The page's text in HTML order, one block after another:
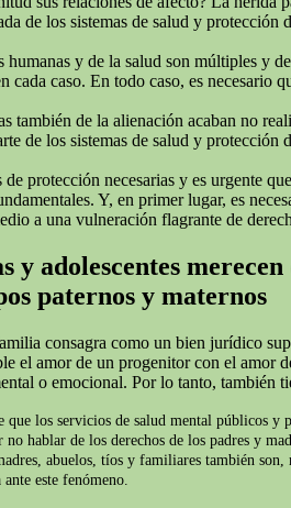
de los sistemas de salud y protección
humanas y de la salud son múltiples
cada caso. En todo caso, es
también de la alienación acaban no
de los sistemas de salud y protección
protección necesarias y es urgente
Y, en primer lugar, es
a una vulneración flagrante de
y adolescentes
paternos y maternos
consagra como un bien jurídico
el amor de un progenitor con el amor
o emocional. Por lo tanto, también
que los servicios de salud mental públicos
hablar de los derechos de los padres y
abuelos, tíos y familiares también
este fenómeno.